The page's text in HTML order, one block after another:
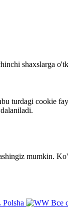
shaxslarga
turdagi cookie
mumkin.
Polsha Все